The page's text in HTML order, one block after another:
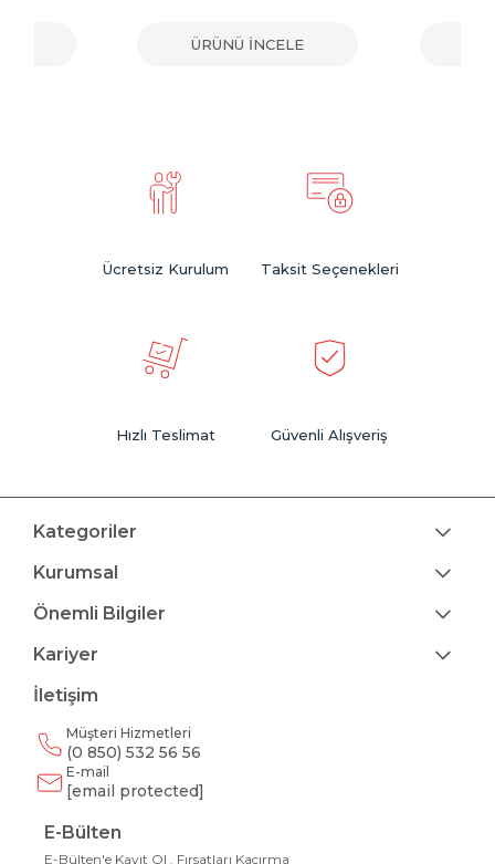
ÜRÜNÜ İNCELE
Ücretsiz Kurulum Taksit Seçenekleri
Hızlı Teslimat Güvenli Alışveriş
Kategoriler
Kurumsal
Önemli Bilgiler
Kariyer
İletişim
Müşteri Hizmetleri
(0 850) 532 56 56
E-mail
[email protected]
E-Bülten
E-Bülten'e Kayıt Ol , Fırsatları Kaçırma